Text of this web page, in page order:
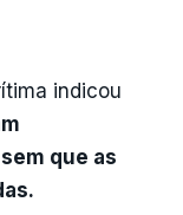
indicou
que as